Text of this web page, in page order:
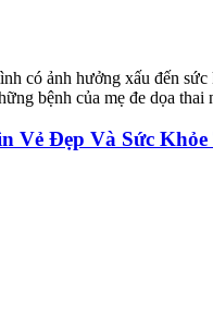
có ảnh hưởng xấu đến
bệnh của mẹ đe dọa
Vẻ Đẹp Và Sức